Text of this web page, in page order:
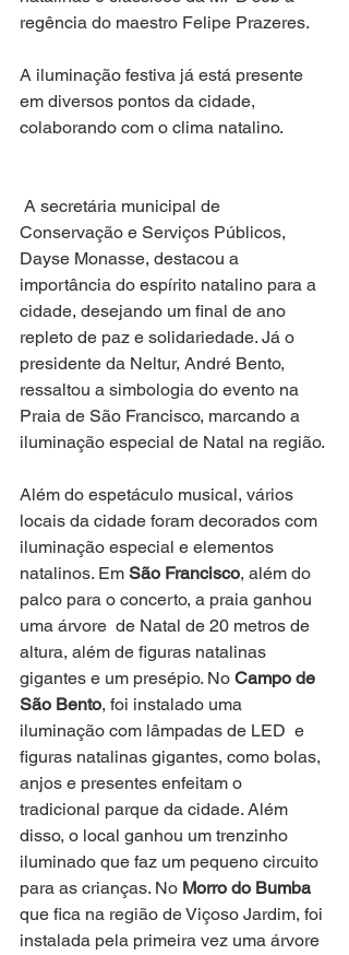
regência do maestro Felipe Prazeres.
A iluminação festiva já está presente
em diversos pontos da cidade,
colaborando com o clima natalino.
Conservação e Serviços Públicos,
Dayse Monasse, destacou a
importância do espírito natalino para a
cidade, desejando um final de ano
repleto de paz e solidariedade. Já o
presidente da Neltur, André Bento,
ressaltou a simbologia do evento na
Praia de São Francisco, marcando a
iluminação especial de Natal na região.
Além do espetáculo musical, vários
locais da cidade foram decorados com
iluminação especial e elementos
natalinos. Em São Francisco, além do
palco para o concerto, a praia ganhou
uma árvore  de Natal de 20 metros de
altura, além de figuras natalinas
gigantes e um presépio. No Campo de
São Bento, foi instalado uma
iluminação com lâmpadas de LED  e
figuras natalinas gigantes, como bolas,
anjos e presentes enfeitam o
tradicional parque da cidade. Além
disso, o local ganhou um trenzinho
iluminado que faz um pequeno circuito
para as crianças. No Morro do Bumba
que fica na região de Viçoso Jardim, foi
instalada pela primeira vez uma árvore